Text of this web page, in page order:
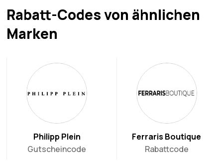
Rabatt-Codes von ähnlichen
Marken
Philipp Plein
Gutscheincode
Ferraris Boutique
Rabattcode